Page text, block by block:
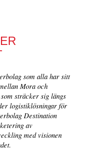
som alla har sitt
Mora och
sträcker sig längs
logistiklösningar för
Destination
av
med visionen